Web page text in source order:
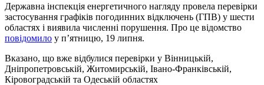
Державна інспекція енергетичного нагляду провела перевірки
застосування графіків погодинних відключень (ГПВ) у шести
областях і виявила численні порушення. Про це відомство
повідомило у п’ятницю, 19 липня.
Вказано, що вже відбулися перевірки у Вінницькій,
Дніпропетровській, Житомирській, Івано-Франківській,
Кіровоградській та Одеській областях